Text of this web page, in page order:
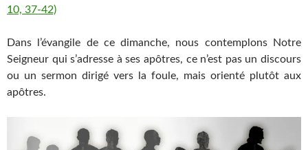
10, 37-42)
Dans l’évangile de ce dimanche, nous contemplons Notre
Seigneur qui s’adresse à ses apôtres, ce n’est pas un discours
ou un sermon dirigé vers la foule, mais orienté plutôt aux
apôtres.